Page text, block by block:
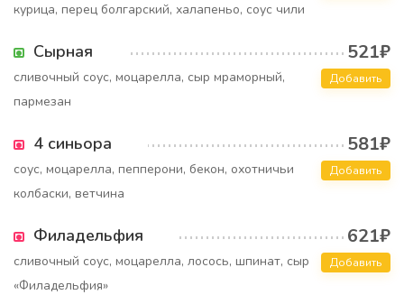
курица, перец болгарский, халапеньо, соус чили
Сырная 521₽
сливочный соус, моцарелла, сыр мраморный,
пармезан
Добавить
4 синьора 581₽
соус, моцарелла, пепперони, бекон, охотничьи
колбаски, ветчина
Добавить
Филадельфия 621₽
сливочный соус, моцарелла, лосось, шпинат, сыр
«Филадельфия»
Добавить